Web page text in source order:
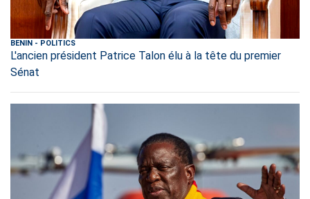
BENIN - POLITICS
L'ancien président Patrice Talon élu à la tête du premier
Sénat